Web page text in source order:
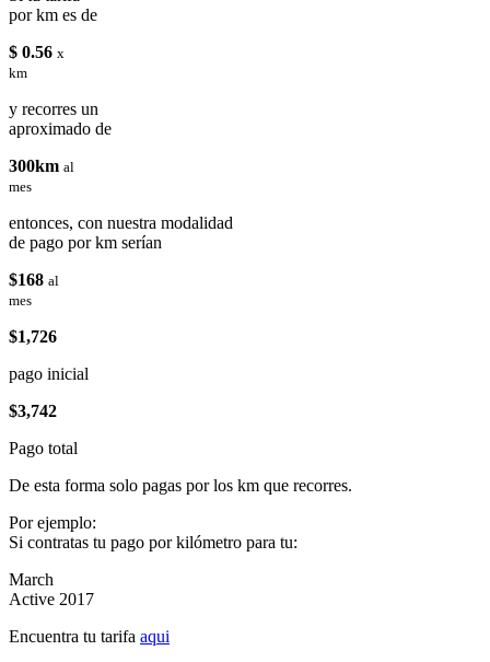
por km es de
$ 0.56 x
km
y recorres un
aproximado de
300km al
mes
entonces, con nuestra modalidad
de pago por km serían
$168 al
mes
$1,726
pago inicial
$3,742
Pago total
De esta forma solo pagas por los km que recorres.
Por ejemplo:
Si contratas tu pago por kilómetro para tu:
March
Active 2017
Encuentra tu tarifa aqui